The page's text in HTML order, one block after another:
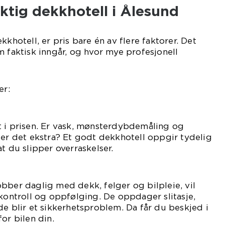
dekkhotell i Ålesund
er pris bare én av flere faktorer. Det
faktisk inngår, og hvor mye profesjonell
prisen. Er vask, mønsterdybdemåling og
det ekstra? Et godt dekkhotell oppgir tydelig
du slipper overraskelser.
daglig med dekk, felger og bilpleie, vil
og oppfølging. De oppdager slitasje,
blir et sikkerhetsproblem. Da får du beskjed i
bilen din.